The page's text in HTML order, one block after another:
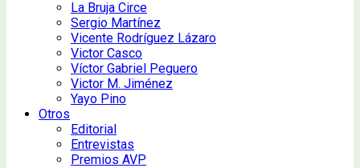
La Bruja Circe
Sergio Martínez
Vicente Rodríguez Lázaro
Victor Casco
Víctor Gabriel Peguero
Victor M. Jiménez
Yayo Pino
Otros
Editorial
Entrevistas
Premios AVP